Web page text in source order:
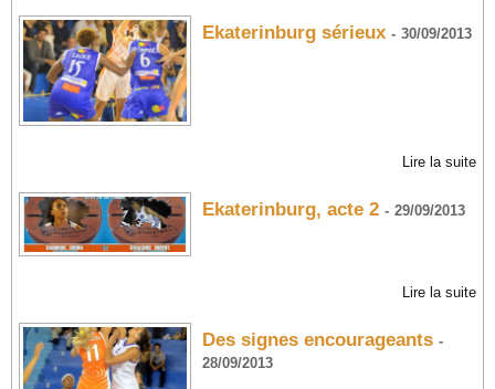
Ekaterinburg sérieux - 30/09/2013
Lire la suite
Ekaterinburg, acte 2 - 29/09/2013
Lire la suite
Des signes encourageants -
28/09/2013